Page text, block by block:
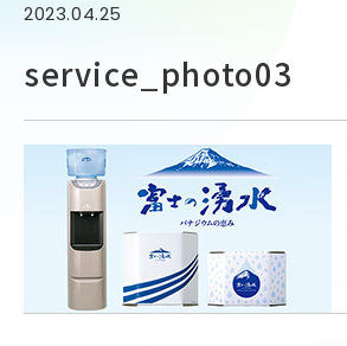
2023.04.25
service_photo03